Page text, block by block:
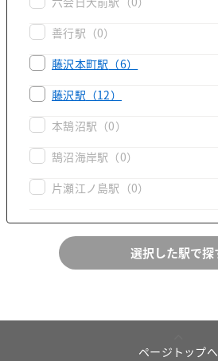
善行駅 （0）
藤沢本町駅 （6）
藤沢駅 （12）
本鵠沼駅 （0）
鵠沼海岸駅 （0）
片瀬江ノ島駅 （0）
ページトップへ